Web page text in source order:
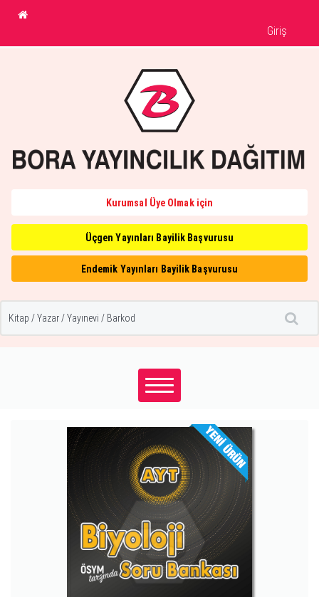
Giriş
Kurumsal Üye Olmak için
Üçgen Yayınları Bayilik Başvurusu
Endemik Yayınları Bayilik Başvurusu